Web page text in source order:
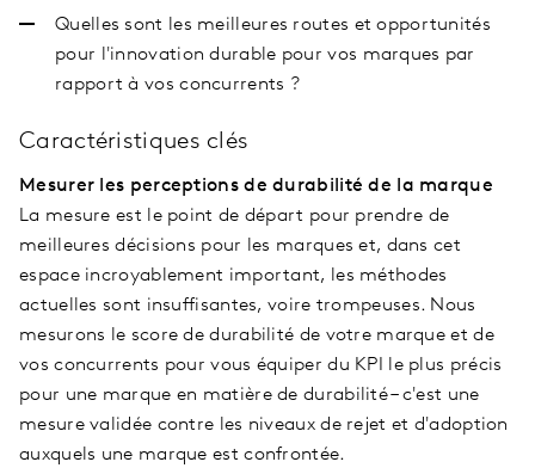
Quelles sont les meilleures routes et opportunités
pour l'innovation durable pour vos marques par
rapport à vos concurrents ?
Caractéristiques clés
Mesurer les perceptions de durabilité de la marque
La mesure est le point de départ pour prendre de
meilleures décisions pour les marques et, dans cet
espace incroyablement important, les méthodes
actuelles sont insuffisantes, voire trompeuses. Nous
mesurons le score de durabilité de votre marque et de
vos concurrents pour vous équiper du KPI le plus précis
pour une marque en matière de durabilité – c'est une
mesure validée contre les niveaux de rejet et d'adoption
auxquels une marque est confrontée.